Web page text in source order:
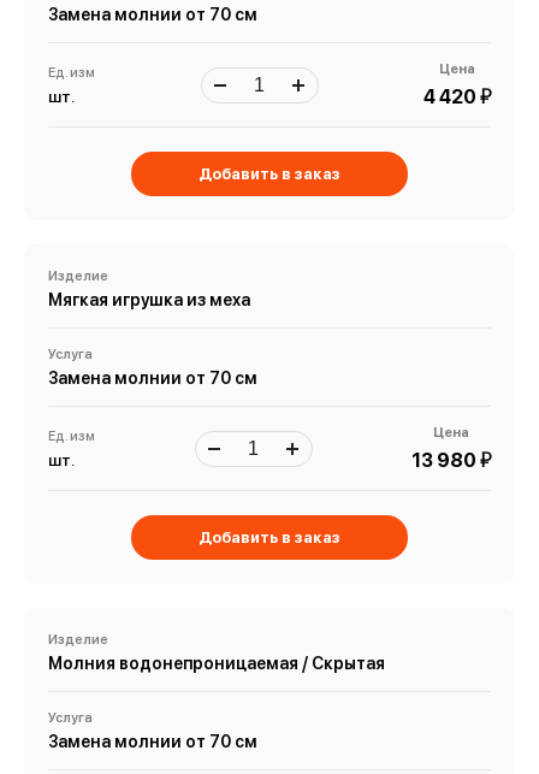
Замена молнии от 70 см
Ед. изм
шт.
Цена
4 420 й
Добавить в заказ
Изделие
Мягкая игрушка из меха
Услуга
Замена молнии от 70 см
Ед. изм
шт.
Цена
13 980 й
Добавить в заказ
Изделие
Молния водонепроницаемая / Скрытая
Услуга
Замена молнии от 70 см